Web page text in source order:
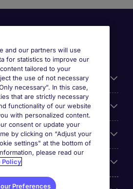
and our partners will use
for statistics to improve our
tailored to your
the use of not necessary
necessary”. In this case,
that are strictly necessary
functionality of our website
with personalized content.
consent or update your
by clicking on “Adjust your
settings" at the bottom of
please read our
Policy
Preferences